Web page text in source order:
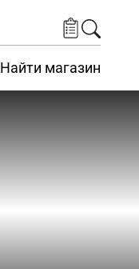
Найти магазин